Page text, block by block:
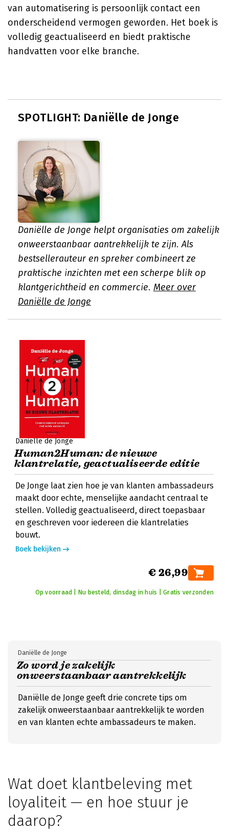
van automatisering is persoonlijk contact een
onderscheidend vermogen geworden. Het boek is
volledig geactualiseerd en biedt praktische
handvatten voor elke branche.
SPOTLIGHT: Daniëlle de Jonge
Daniëlle de Jonge helpt organisaties om zakelijk
onweerstaanbaar aantrekkelijk te zijn. Als
bestsellerauteur en spreker combineert ze
praktische inzichten met een scherpe blik op
klantgerichtheid en commercie. Meer over
Daniëlle de Jonge
Daniëlle de Jonge
Human2Human: de nieuwe
klantrelatie, geactualiseerde editie
De Jonge laat zien hoe je van klanten ambassadeurs
maakt door echte, menselijke aandacht centraal te
stellen. Volledig geactualiseerd, direct toepasbaar
en geschreven voor iedereen die klantrelaties
bouwt.
Boek bekijken
€ 26,99
Op voorraad | Nu besteld, dinsdag in huis | Gratis verzonden
Zo word je zakelijk
onweerstaanbaar aantrekkelijk
Daniëlle de Jonge
Daniëlle de Jonge geeft drie concrete tips om
zakelijk onweerstaanbaar aantrekkelijk te worden
en van klanten echte ambassadeurs te maken.
Wat doet klantbeleving met
loyaliteit — en hoe stuur je
daarop?